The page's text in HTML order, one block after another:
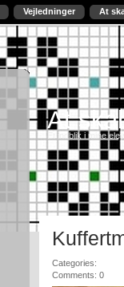
Vejledninger At
At
Et indblik i mine
Categories:
Comments: 0